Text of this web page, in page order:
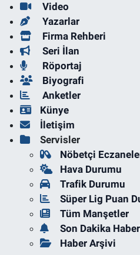
Video
Yazarlar
Firma Rehberi
Seri İlan
Röportaj
Biyografi
Anketler
Künye
İletişim
Servisler
Nöbetçi
Hava Durumu
Trafik Durumu
Süper Lig Puan
Tüm Manşetler
Son Dakika
Haber Arşivi